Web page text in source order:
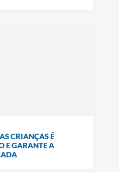
CRIANÇAS É
E GARANTE A